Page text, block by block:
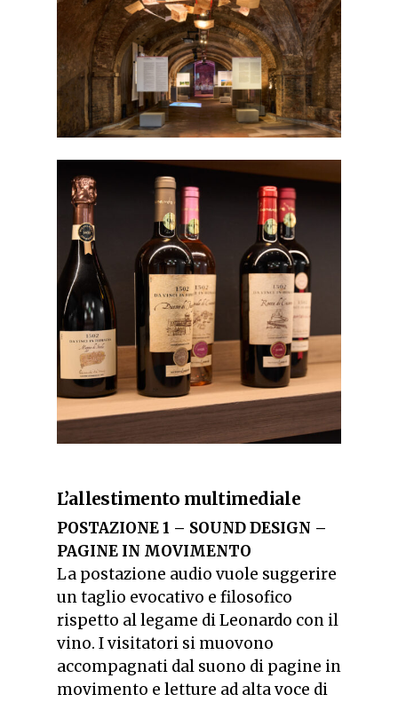
L’allestimento multimediale
POSTAZIONE 1 – SOUND DESIGN –
PAGINE IN MOVIMENTO
La postazione audio vuole suggerire
un taglio evocativo e filosofico
rispetto al legame di Leonardo con il
vino. I visitatori si muovono
accompagnati dal suono di pagine in
movimento e letture ad alta voce di